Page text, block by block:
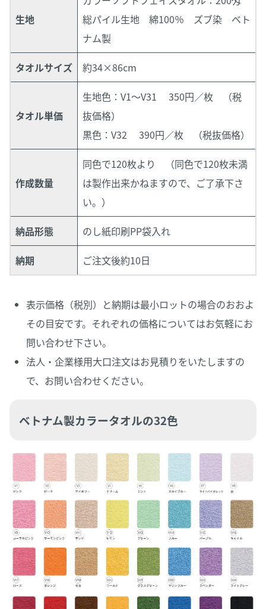
生地
総パイル生地 綿100％ ズブ染 ベト
ナム製
タオルサイズ 約34×86cm
タオル単価
生地色：V1～V31 350円／枚 （税
抜価格）
黒色：V32 390円／枚 （税抜価格）
作成数量
同色で120枚より
（同色で120枚未満
は製作出来かねますので、ご了承下さ
い。）
納品形態 のし紙印刷PP袋入れ
納期 ご注文後約10日
表示価格（税別）と納期は最小ロットの場合のおおよ
その目安です。それぞれの価格についてはお気軽にお
問い合わせ下さい。
法人・企業様用大口注文はお見積りをいたしますの
で、お問い合わせください。
ベトナム製カラータオルの32色